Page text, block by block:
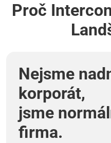
Proč
Nejsme
korporát,
jsme
firma.